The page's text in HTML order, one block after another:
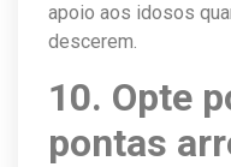
apoio aos idosos
descerem.
10. Opte
pontas